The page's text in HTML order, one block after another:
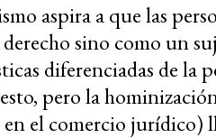
aspira a que las
sino como un
diferenciadas de la
pero la
en el comercio jurídico)